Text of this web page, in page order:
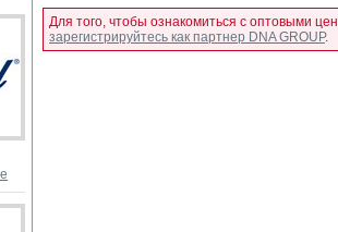
Для того, чтобы ознакомиться с оптовыми
зарегистрируйтесь как партнер DNA GROUP.